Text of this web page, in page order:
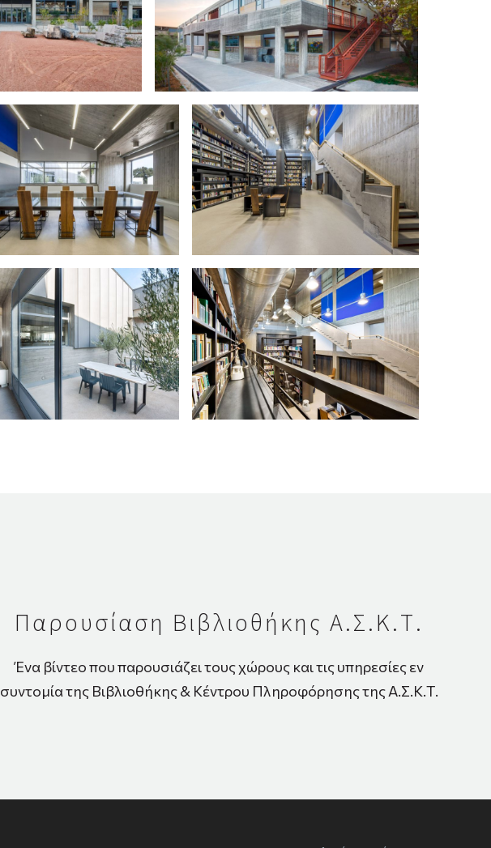
Παρουσίαση Βιβλιοθήκης Α.Σ.Κ.Τ.
Ένα βίντεο που παρουσιάζει τους χώρους και τις υπηρεσίες εν
συντομία της Βιβλιοθήκης & Κέντρου Πληροφόρησης της Α.Σ.Κ.Τ.